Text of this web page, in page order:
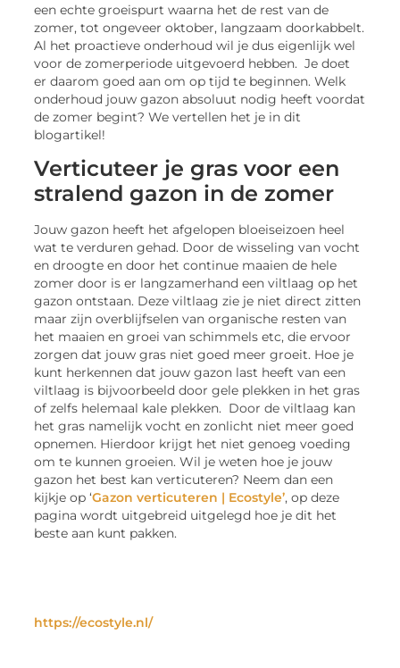
een echte groeispurt waarna het de rest van de
zomer, tot ongeveer oktober, langzaam doorkabbelt.
Al het proactieve onderhoud wil je dus eigenlijk wel
voor de zomerperiode uitgevoerd hebben. Je doet
er daarom goed aan om op tijd te beginnen. Welk
onderhoud jouw gazon absoluut nodig heeft voordat
de zomer begint? We vertellen het je in dit
blogartikel!
Verticuteer je gras voor een
stralend gazon in de zomer
Jouw gazon heeft het afgelopen bloeiseizoen heel
wat te verduren gehad. Door de wisseling van vocht
en droogte en door het continue maaien de hele
zomer door is er langzamerhand een viltlaag op het
gazon ontstaan. Deze viltlaag zie je niet direct zitten
maar zijn overblijfselen van organische resten van
het maaien en groei van schimmels etc, die ervoor
zorgen dat jouw gras niet goed meer groeit. Hoe je
kunt herkennen dat jouw gazon last heeft van een
viltlaag is bijvoorbeeld door gele plekken in het gras
of zelfs helemaal kale plekken. Door de viltlaag kan
het gras namelijk vocht en zonlicht niet meer goed
opnemen. Hierdoor krijgt het niet genoeg voeding
om te kunnen groeien. Wil je weten hoe je jouw
gazon het best kan verticuteren? Neem dan een
kijkje op ‘Gazon verticuteren | Ecostyle’, op deze
pagina wordt uitgebreid uitgelegd hoe je dit het
beste aan kunt pakken.
https://ecostyle.nl/